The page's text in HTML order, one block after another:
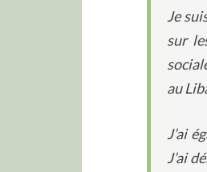
Je
sur
au
J’ai
J’ai